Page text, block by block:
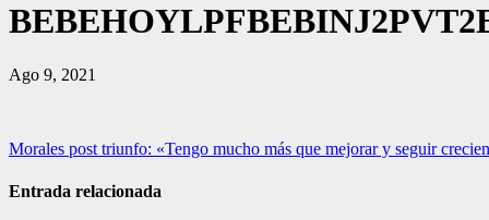
Ago 9, 2021
Navegación
de
Morales post triunfo: «Tengo mucho más que mejorar y seguir
Entrada relacionada